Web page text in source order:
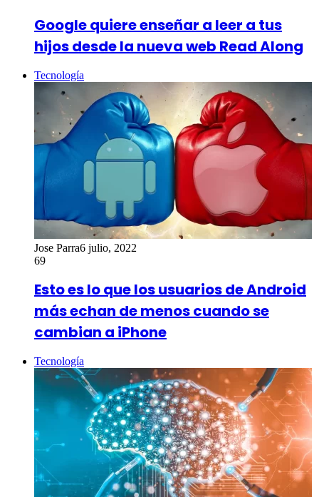
Google quiere enseñar a leer a tus
hijos desde la nueva web Read Along
Tecnología
Jose Parra6 julio, 2022
69
Esto es lo que los usuarios de Android
más echan de menos cuando se
cambian a iPhone
Tecnología